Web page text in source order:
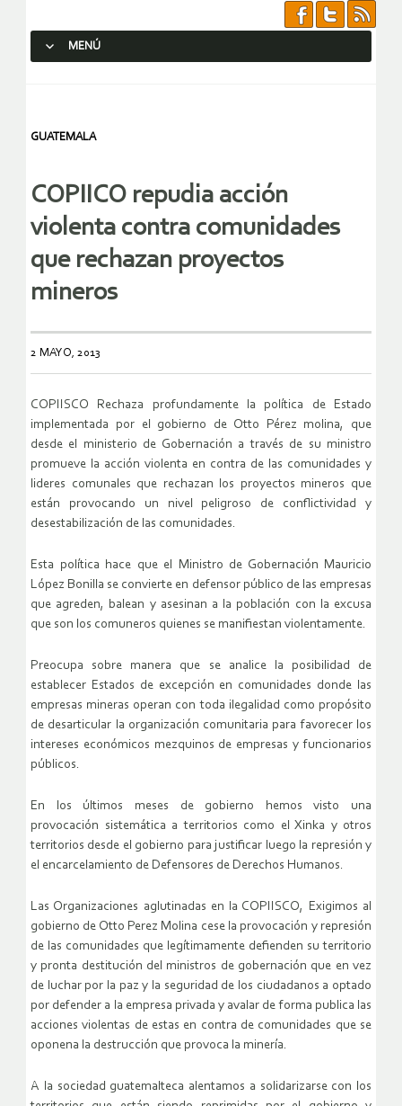
MENÚ
GUATEMALA
COPIICO repudia acción
violenta contra comunidades
que rechazan proyectos
mineros
2 MAYO, 2013
COPIISCO Rechaza profundamente la política de Estado
implementada por el gobierno de Otto Pérez molina, que
desde el ministerio de Gobernación a través de su ministro
promueve la acción violenta en contra de las comunidades y
lideres comunales que rechazan los proyectos mineros que
están provocando un nivel peligroso de conflictividad y
desestabilización de las comunidades.
Esta política hace que el Ministro de Gobernación Mauricio
López Bonilla se convierte en defensor público de las empresas
que agreden, balean y asesinan a la población con la excusa
que son los comuneros quienes se manifiestan violentamente.
Preocupa sobre manera que se analice la posibilidad de
establecer Estados de excepción en comunidades donde las
empresas mineras operan con toda ilegalidad como propósito
de desarticular la organización comunitaria para favorecer los
intereses económicos mezquinos de empresas y funcionarios
públicos.
En los últimos meses de gobierno hemos visto una
provocación sistemática a territorios como el Xinka y otros
territorios desde el gobierno para justificar luego la represión y
el encarcelamiento de Defensores de Derechos Humanos.
Las Organizaciones aglutinadas en la COPIISCO, Exigimos al
gobierno de Otto Perez Molina cese la provocación y represión
de las comunidades que legítimamente defienden su territorio
y pronta destitución del ministros de gobernación que en vez
de luchar por la paz y la seguridad de los ciudadanos a optado
por defender a la empresa privada y avalar de forma publica las
acciones violentas de estas en contra de comunidades que se
oponena la destrucción que provoca la minería.
A la sociedad guatemalteca alentamos a solidarizarse con los